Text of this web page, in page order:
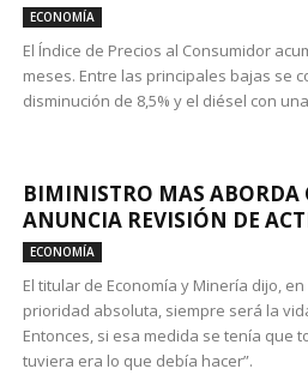
ECONOMÍA
El Índice de Precios al Consumidor
meses. Entre las principales bajas se
disminución de 8,5% y el diésel con
BIMINISTRO MAS ABORDA
ANUNCIA REVISIÓN DE
ECONOMÍA
El titular de Economía y Minería dijo,
prioridad absoluta, siempre será la
Entonces, si esa medida se tenía que
tuviera era lo que debía hacer”.